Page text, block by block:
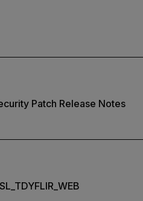
Patch Release Notes